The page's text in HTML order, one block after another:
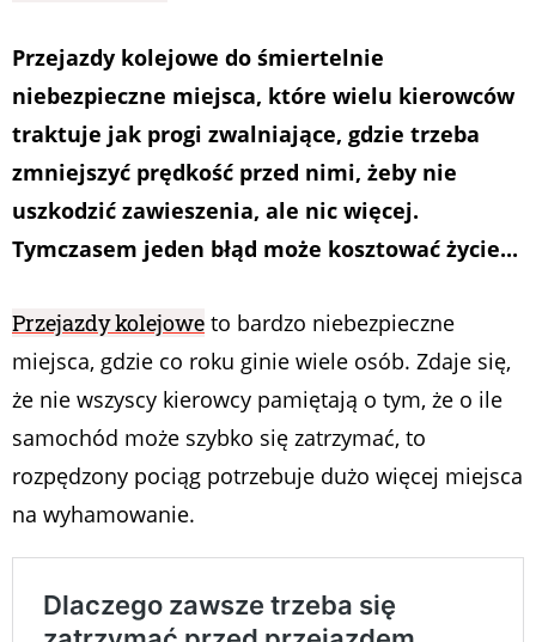
Przejazdy kolejowe do śmiertelnie
niebezpieczne miejsca, które wielu kierowców
traktuje jak progi zwalniające, gdzie trzeba
zmniejszyć prędkość przed nimi, żeby nie
uszkodzić zawieszenia, ale nic więcej.
Tymczasem jeden błąd może kosztować życie...
Przejazdy kolejowe to bardzo niebezpieczne
miejsca, gdzie co roku ginie wiele osób. Zdaje się,
że nie wszyscy kierowcy pamiętają o tym, że o ile
samochód może szybko się zatrzymać, to
rozpędzony pociąg potrzebuje dużo więcej miejsca
na wyhamowanie.